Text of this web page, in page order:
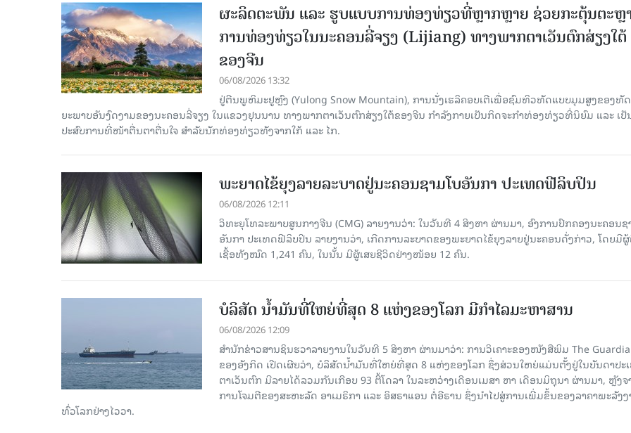
ຜະລິດຕະພັນ ແລະ ຮູບແບບການທ່ອງທ່ຽວທີ່ຫຼາກຫຼາຍ ຊ່ວຍກະຕຸ້ນຕະຫຼ
ການທ່ອງທ່ຽວໃນນະຄອນລີ່ຈຽງ (Lijiang) ທາງພາກຕາເວັນຕົກສ່ຽງໃຕ້
ຂອງຈີນ
06/08/2026 13:32
ຢູ່ຕີນພູຫິມະຢູຫຼົງ (Yulong Snow Mountain), ການນັ່ງເຮລິຄອບເຕີເພື່ອຊົມທິວທັດແບບມຸມສູງຂອງທັ
ຍະພາບອັນງົດງາມຂອງນະຄອນລີ່ຈຽງ ໃນແຂວງຢຸນນານ ທາງພາກຕາເວັນຕົກສ່ຽງໃຕ້ຂອງຈີນ ກຳລັງກາຍເປັນກິດຈະກຳທ່ອງທ່ຽວທີ່ນິຍົມ ແລະ ເປັ
ປະສົບການທີ່ໜ້າຕື່ນຕາຕື່ນໃຈ ສຳລັບນັກທ່ອງທ່ຽວທັງຈາກໃກ້ ແລະ ໄກ.
ພະຍາດໄຂ້ຍຸງລາຍລະບາດຢູ່ນະຄອນຊາມໂບ​ອັນກາ ປະເທດຟີລິບປິນ
06/08/2026 12:11
ວິທະຍຸໂທລະພາບສູນກາງຈີນ (CMG) ລາຍງານວ່າ: ໃນວັນທີ 4 ສິງ​ຫາ ຜ່ານມາ, ອົງການ​ປົກ​ຄອງນະຄອນຊ
ອັນກາ ປະເທດຟີລິບປິນ ລາຍ​ງານວ່າ, ເກີດ​ການລະບາດ​ຂອງພະຍາດໄຂ້ຍຸງລາຍຢູ່ນະຄອນດັ່ງກ່າວ, ໂດຍມີ
ເຊື້ອ​ທັງ​ໝົດ 1,241 ຄົນ, ໃນນັ້ນ ມີຜູ້ເສຍຊີວິດຢ່າງໜ້ອຍ 12 ຄົນ.
ບໍລິສັດ ນ້ຳມັນທີ່ໃຫຍ່ທີ່ສຸດ 8 ແຫ່ງຂອງໂລກ ມີກຳໄລມະຫາສານ
06/08/2026 12:09
ສຳນັກຂ່າວສານຊິນຮວາລາຍງານໃນວັນທີ 5 ສິງຫາ ຜ່ານມາວ່າ: ການວິເຄາະຂອງໜັງສືພິມ The
ຂອງອັງກິດ ເປີດເຜີຍວ່າ, ບໍລິສັດນ້ຳມັນທີ່ໃຫຍ່ທີ່ສຸດ 8 ແຫ່ງຂອງໂລກ ຊຶ່ງສ່ວນໃຫຍ່ແມ່ນຕັ້ງຢູ່ໃນບັນດາປະ
ຕາເວັນຕົກ ມີລາຍໄດ້ລວມກັນເກືອບ 93 ຕື້ໂດລາ ໃນລະຫວ່າງເດືອນເມສາ ຫາ ເດືອນມິຖຸນາ ຜ່ານມາ, ຫຼັງຈ
ການໂຈມຕີຂອງສະຫະລັດ ອາເມຣິກາ ແລະ ອິສຣາແອນ ຕໍ່ອີຣານ ຊຶ່ງນຳໄປສູ່ການເພີ່ມຂຶ້ນຂອງລາຄາພະລັງງ
ທົ່ວໂລກຢ່າງໄວວາ.